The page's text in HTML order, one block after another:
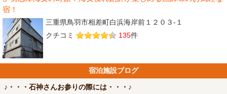
宿！
三重県鳥羽市相差町白浜海岸前１２０３‐１
クチコミ
135件
宿泊施設ブログ
♪・・・石神さんお参りの際には・・・♪